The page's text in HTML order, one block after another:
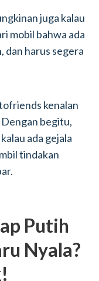
juga kalau
mobil bahwa ada
dan harus segera
kenalan
Dengan begitu,
ada gejala
tindakan
Putih
Nyala?